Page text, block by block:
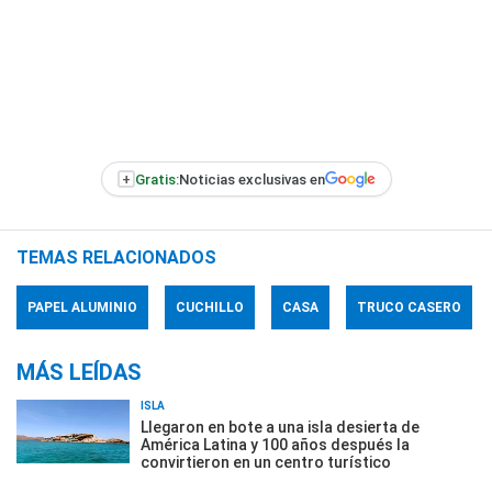
+ Gratis:Noticias exclusivas en
TEMAS RELACIONADOS
PAPEL ALUMINIO CUCHILLO CASA TRUCO CASERO
MÁS LEÍDAS
ISLA
Llegaron en bote a una isla desierta de
América Latina y 100 años después la
convirtieron en un centro turístico